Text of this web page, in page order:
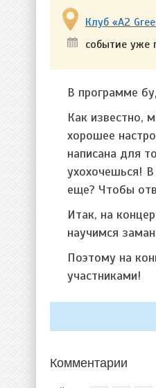
Клуб «A2
событие уже
В программе
Как известно,
хорошее
написана для
ухохочешься!
еще? Чтобы
Итак, на
научимся
Поэтому на
участниками!
Комментарии